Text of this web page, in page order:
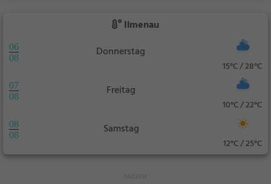
Ilmenau
06
08
Donnerstag
15°C / 28°C
07
08
Freitag
10°C / 22°C
08
08
Samstag
12°C / 25°C